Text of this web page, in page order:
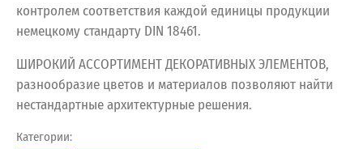
контролем соответствия каждой единицы продукции
немецкому стандарту DIN 18461.
ШИРОКИЙ АССОРТИМЕНТ ДЕКОРАТИВНЫХ ЭЛЕМЕНТОВ,
разнообразие цветов и материалов позволяют найти
нестандартные архитектурные решения.
Категории: